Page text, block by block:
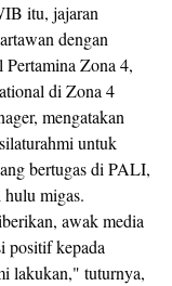
itu, jajaran
dengan
Zona 4,
di Zona 4
mengatakan
untuk
bertugas di PALI,
migas.
awak media
positif kepada
lakukan," tuturnya,